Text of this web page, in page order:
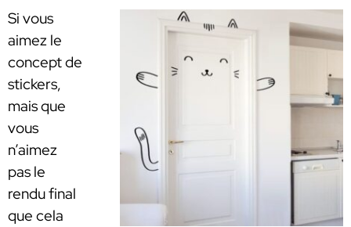
Si vous
aimez le
concept de
stickers,
mais que
vous
n’aimez
pas le
rendu final
que cela